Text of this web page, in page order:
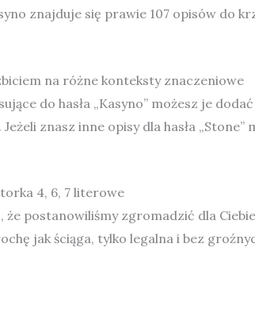
znajduje się prawie 107 opisów do
na różne konteksty znaczeniowe
do hasła „Kasyno” możesz je
znasz inne opisy dla hasła „Stone”
4, 6, 7 literowe
postanowiliśmy zgromadzić dla
jak ściąga, tylko legalna i bez